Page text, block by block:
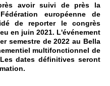
avoir suivi de près la
européenne de
de reporter le congrès
en juin 2021. L'événement
semestre de 2022 au Bella
multifonctionnel de
dates définitives seront